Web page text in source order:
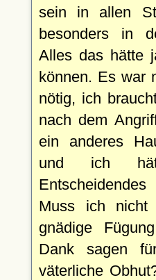
sein in allen
besonders in
Alles das hätte
können. Es war
nötig, ich
nach dem
ein anderes
und ich
Muss ich nicht
gnädige
Dank sagen
väterliche